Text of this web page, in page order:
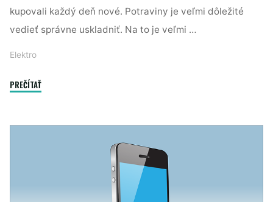
kupovali každý deň nové. Potraviny je veľmi dôležité
vedieť správne uskladniť. Na to je veľmi …
Elektro
PREČÍTAŤ"Chladnička